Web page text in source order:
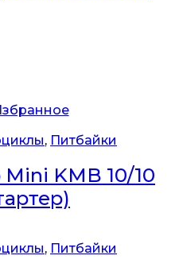
, Питбайки
KMB 10/10
, Питбайки